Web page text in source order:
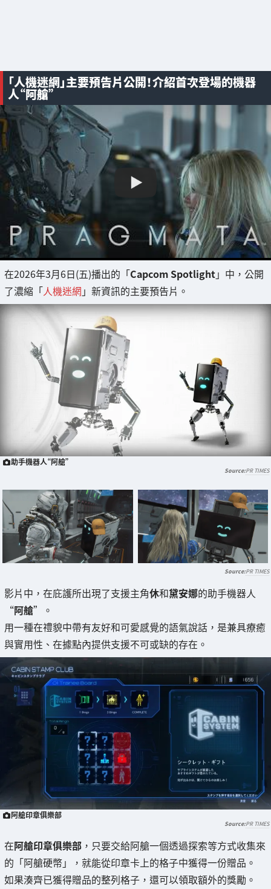
「人機迷網」主要預告片公開！介紹首次登場的機器
人“阿艙”
在2026年3月6日(五)播出的「Capcom Spotlight」中，公開
了濃縮「人機迷網 」新資訊的主要預告片。
助手機器人“阿艙”
PR TIMES
PR TIMES
影片中，在庇護所出現了支援主角休和黛安娜的助手機器人
“阿艙”。
用一種在禮貌中帶有友好和可愛感覺的語氣說話，是兼具療癒
與實用性、在據點內提供支援不可或缺的存在。
阿艙印章俱樂部
PR TIMES
在阿艙印章俱樂部 ，只要交給阿艙一個透過探索等方式收集來
的「阿艙硬幣」，就能從印章卡上的格子中獲得一份贈品。
如果湊齊已獲得贈品的整列格子，還可以領取額外的獎勵。